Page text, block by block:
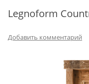
Legnoform
Добавить комментарий